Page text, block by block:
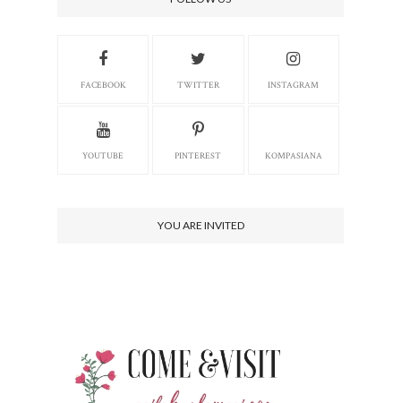
FACEBOOK TWITTER INSTAGRAM
YOUTUBE PINTEREST KOMPASIANA
YOU ARE INVITED